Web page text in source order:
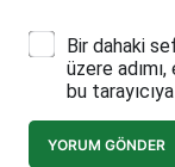
Bir dahaki
üzere
bu
YORUM GÖNDER